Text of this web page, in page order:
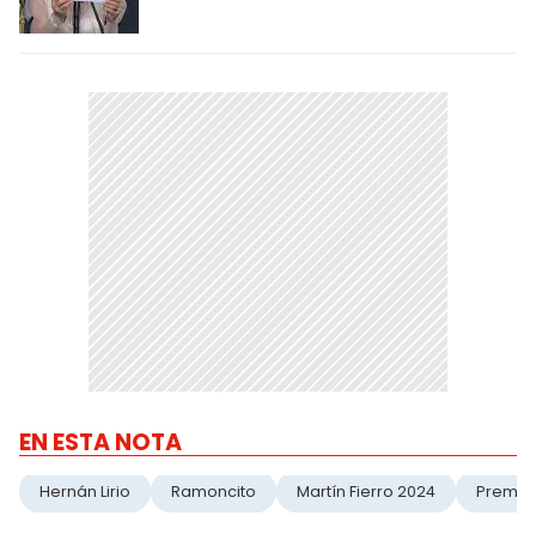
EN ESTA NOTA
Hernán Lirio Ramoncito Martín Fierro 2024